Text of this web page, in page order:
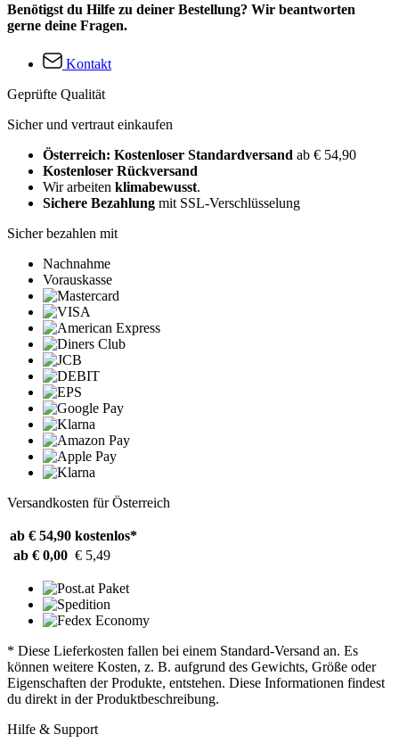
Benötigst du Hilfe zu deiner Bestellung? Wir beantworten
gerne deine Fragen.
Kontakt
Geprüfte Qualität
Sicher und vertraut einkaufen
Österreich: Kostenloser Standardversand ab € 54,90
Kostenloser Rückversand
Wir arbeiten klimabewusst.
Sichere Bezahlung mit SSL-Verschlüsselung
Sicher bezahlen mit
Nachnahme
Vorauskasse
Versandkosten für Österreich
ab € 54,90 kostenlos*
ab € 0,00 € 5,49
* Diese Lieferkosten fallen bei einem Standard-Versand an. Es
können weitere Kosten, z. B. aufgrund des Gewichts, Größe oder
Eigenschaften der Produkte, entstehen. Diese Informationen findest
du direkt in der Produktbeschreibung.
Hilfe & Support